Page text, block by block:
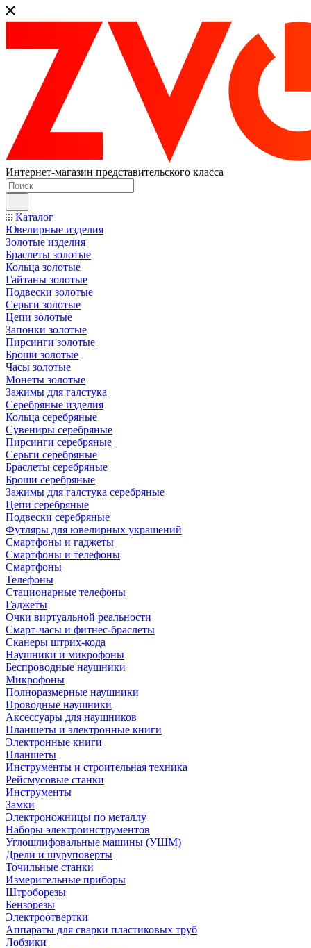
Интернет-магазин представительского класса
Каталог
Ювелирные изделия
Золотые изделия
Браслеты золотые
Кольца золотые
Гайтаны золотые
Подвески золотые
Серьги золотые
Цепи золотые
Запонки золотые
Пирсинги золотые
Броши золотые
Часы золотые
Монеты золотые
Зажимы для галстука
Серебряные изделия
Кольца серебряные
Сувениры серебряные
Пирсинги серебряные
Серьги серебряные
Браслеты серебряные
Броши серебряные
Зажимы для галстука серебряные
Цепи серебряные
Подвески серебряные
Футляры для ювелирных украшений
Смартфоны и гаджеты
Смартфоны и телефоны
Смартфоны
Телефоны
Стационарные телефоны
Гаджеты
Очки виртуальной реальности
Смарт-часы и фитнес-браслеты
Сканеры штрих-кода
Наушники и микрофоны
Беспроводные наушники
Микрофоны
Полноразмерные наушники
Проводные наушники
Аксессуары для наушников
Планшеты и электронные книги
Электронные книги
Планшеты
Инструменты и строительная техника
Рейсмусовые станки
Инструменты
Замки
Электроножницы по металлу
Наборы электроинструментов
Углошлифовальные машины (УШМ)
Дрели и шуруповерты
Точильные станки
Измерительные приборы
Штроборезы
Бензорезы
Электроотвертки
Аппараты для сварки пластиковых труб
Лобзики